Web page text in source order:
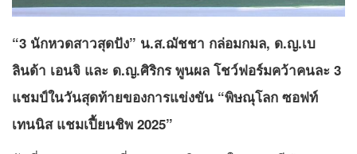
“3 นักหวดสาวสุดปัง” น.ส.ฌัชชา กล่อมกมล, ด.ญ.เบ
ลินด้า เอนจิ และ ด.ญ.ศิริกร พูนผล โชว์ฟอร์มคว้าคนละ 3
แชมป์ในวันสุดท้ายของการแข่งขัน “พิษณุโลก ซอฟท์
เทนนิส แชมเปี้ยนชิพ 2025”